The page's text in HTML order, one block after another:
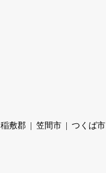
稲敷郡 笠間市 つくば市